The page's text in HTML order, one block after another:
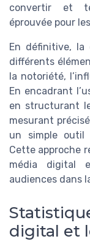
convertir et
éprouvée pour
En définitive, la
différents
la notoriété,
En encadrant
en structurant
mesurant
un simple outil
Cette approche
média digital
audiences dans
digital et